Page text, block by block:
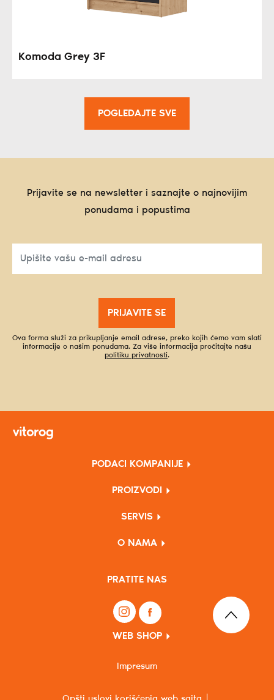
Komoda Grey 3F
POGLEDAJTE SVE
Prijavite se na newsletter i saznajte o najnovijim
ponudama i popustima
PRIJAVITE SE
Ova forma služi za prikupljanje email adrese, preko kojih ćemo vam slati
informacije o našim ponudama. Za više informacija pročitajte našu
politiku privatnosti.
PODACI KOMPANIJE
PROIZVODI
SERVIS
O NAMA
PRATITE NAS
WEB SHOP
Impresum